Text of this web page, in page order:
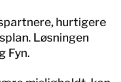
hurtigere
Løsningen
Fyn.